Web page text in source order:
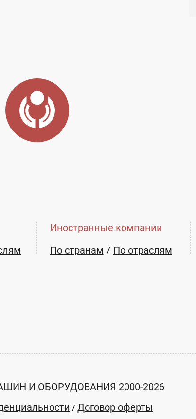
Иностранные компании
По странам
По отраслям
И ОБОРУДОВАНИЯ 2000-2026
/ Договор оферты